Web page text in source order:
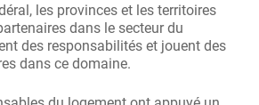
les provinces et les territoires
dans le secteur du
des responsabilités et jouent des
dans ce domaine.